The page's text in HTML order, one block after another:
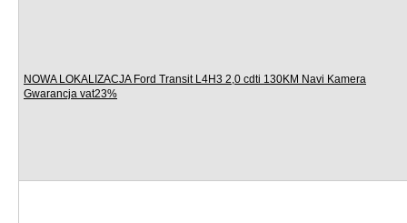
NOWA LOKALIZACJA Ford Transit L4H3 2,0 cdti 130KM Navi Kamera
Gwarancja vat23%